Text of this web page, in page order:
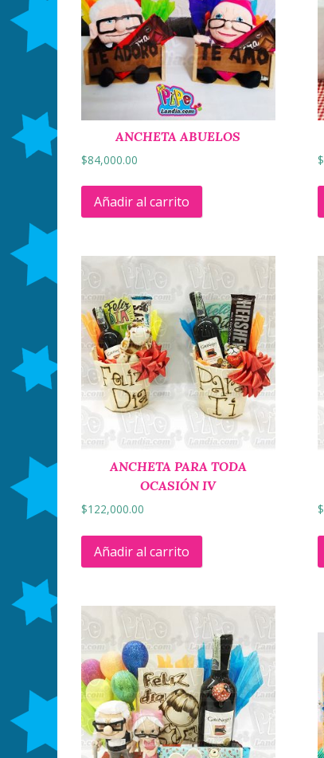
ANCHETA ABUELOS
$84,000.00
Añadir al carrito
$
ANCHETA PARA TODA
OCASIÓN IV
$122,000.00
Añadir al carrito
$